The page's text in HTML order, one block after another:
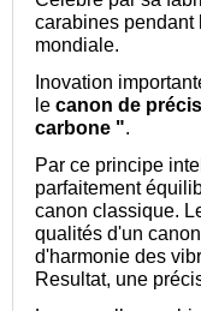
carabines pendant
mondiale.
Inovation
lecanon de
carbone ".
Par ce principe
parfaitement
canon classique.
qualités d'un
d'harmonie des
Resultat, une